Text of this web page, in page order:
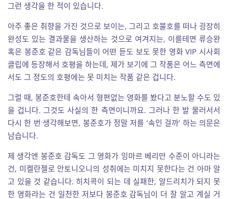
그런 생각을 한 적이 있습니다.
아주 좋은 취향을 가진 것으로 보이는, 그리고 호불호를 떠나 굉장히
완성도 있는 결과물을 생산하는 것으로 여겨지는, 이를테면 류승완
혹은 봉준호 같은 감독님들이 어떤 듣도 보도 못한 영화VIP 시사회
클립에 등장해서 호평을 하는데, 제가 보기에 그 작품은 어느 측면에
서도 그 정도의 호평에는 못 미치는 작품 같은 겁니다.
그럴 때, 봉준호한테 속아서 형편없는 영화를 봤다고 분노할 수도 있
을 겁니다. 그것도 사실의 한 측면이니까요. 그러나 한 발 물러서서
다시 한 번 생각해보면, 봉준호가 정말 저를 ‘속인 걸까’ 하는 의문은
남습니다.
제 생각엔 봉준호 감독도 그 영화가 잉마르 베리만 수준이 아니라는
건, 미켈란젤로 안토니오니의 성취에는 미치지 못한다는 건 아마 알
고 있을 것 같습니다. 히치콕이 되는 데 실패한, 알드리치가 되지 못
한 영화라는 건 일천한 저보다 봉준호 감독님이 더 잘 알고 계실 거